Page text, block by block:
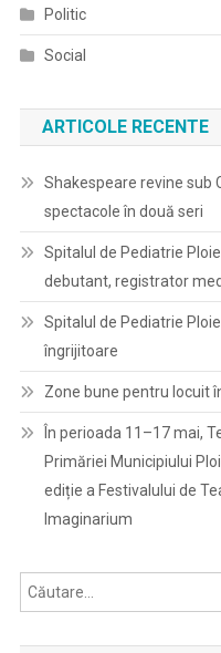
Politic
Social
ARTICOLE RECENTE
Shakespeare revine sub
spectacole în două seri
Spitalul de Pediatrie
debutant, registrator
Spitalul de Pediatrie
îngrijitoare
Zone bune pentru locuit
În perioada 11–17 mai,
Primăriei Municipiului
ediție a Festivalului de
Imaginarium